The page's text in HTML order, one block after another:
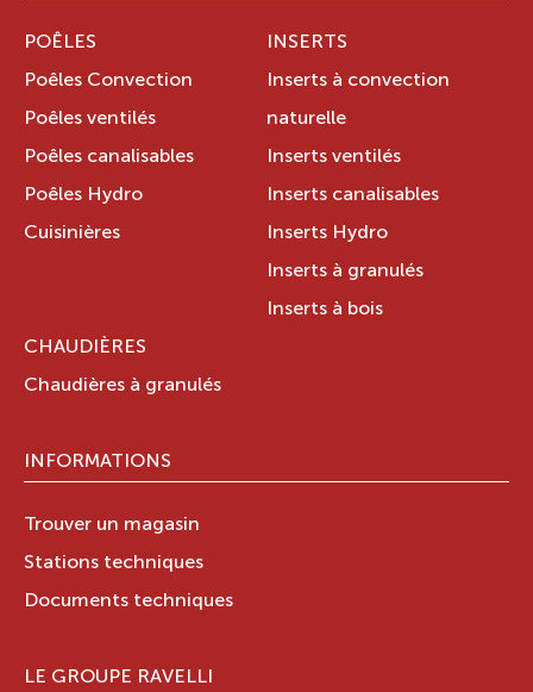
POÊLES
Poêles Convection
Poêles ventilés
Poêles canalisables
Poêles Hydro
Cuisinières
INSERTS
Inserts à convection
naturelle
Inserts ventilés
Inserts canalisables
Inserts Hydro
Inserts à granulés
Inserts à bois
CHAUDIÈRES
Chaudières à granulés
INFORMATIONS
Trouver un magasin
Stations techniques
Documents techniques
LE GROUPE RAVELLI